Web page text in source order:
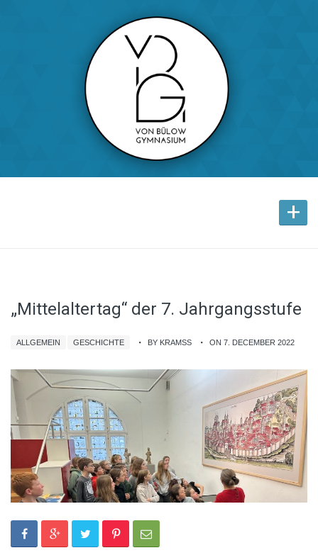
+
„Mittelaltertag“ der 7. Jahrgangsstufe
ALLGEMEIN GESCHICHTE BY KRAMSS ON 7. DECEMBER 2022